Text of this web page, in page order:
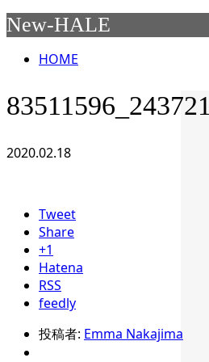
New-HALE
HOME
2020.02.18
Tweet
Share
+1
Hatena
RSS
feedly
投稿者: Emma Nakajima